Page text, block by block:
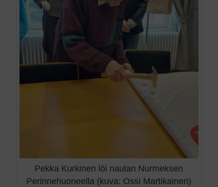
Pekka Kurkinen löi naulan Nurmeksen
Perinnehuoneella (kuva: Ossi Martikainen)